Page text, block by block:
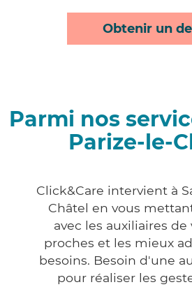
Obtenir un
Parmi nos
Parize-le-
Click&Care intervient à
Châtel en vous
avec les auxiliaires de
proches et les mieux
besoins. Besoin d'une
pour réaliser les